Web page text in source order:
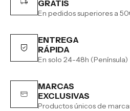
GRATIS
En pedidos superiores a
ENTREGA
RÁPIDA
En solo 24-48h (Península)
MARCAS
EXCLUSIVAS
Productos únicos de